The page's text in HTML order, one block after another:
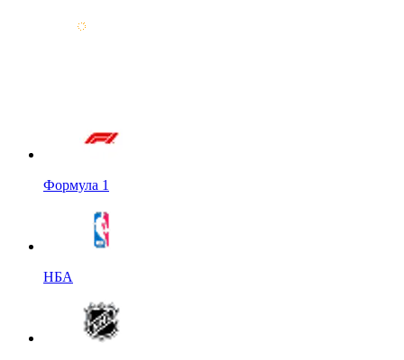
Формула 1
НБА